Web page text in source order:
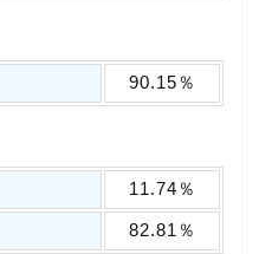
90.15％
11.74％
82.81％